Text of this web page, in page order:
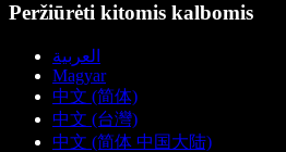
Peržiūrėti kitomis kalbomis
العربية
Magyar
中文 (简体)
中文 (台灣)
中文 (简体 中国大陆)